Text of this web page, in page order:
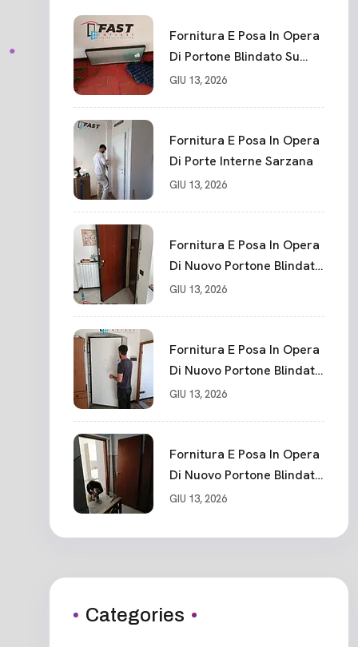
Fornitura E Posa In Opera
Di Portone Blindato Su
Misura In PVC, Panello
Punti La Spezia
GIU 13, 2026
Fornitura E Posa In Opera
Di Porte Interne Sarzana
GIU 13, 2026
Fornitura E Posa In Opera
Di Nuovo Portone Blindato
La Spezia
GIU 13, 2026
Fornitura E Posa In Opera
Di Nuovo Portone Blindato
Classe 3 Sicurezza
GIU 13, 2026
Fornitura E Posa In Opera
Di Nuovo Portone Blindato
Ceparana
GIU 13, 2026
Categories